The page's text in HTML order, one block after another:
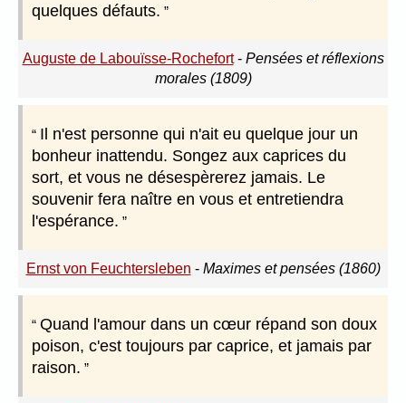
quelques défauts.
Auguste de Labouïsse-Rochefort- Pensées et réflexions
morales (1809)
Il n'est personne qui n'ait eu quelque jour un
bonheur inattendu. Songez aux caprices du
sort, et vous ne désespèrerez jamais. Le
souvenir fera naître en vous et entretiendra
l'espérance.
Ernst von Feuchtersleben - Maximes et pensées (1860)
Quand l'amour dans un cœur répand son doux
poison, c'est toujours par caprice, et jamais par
raison.